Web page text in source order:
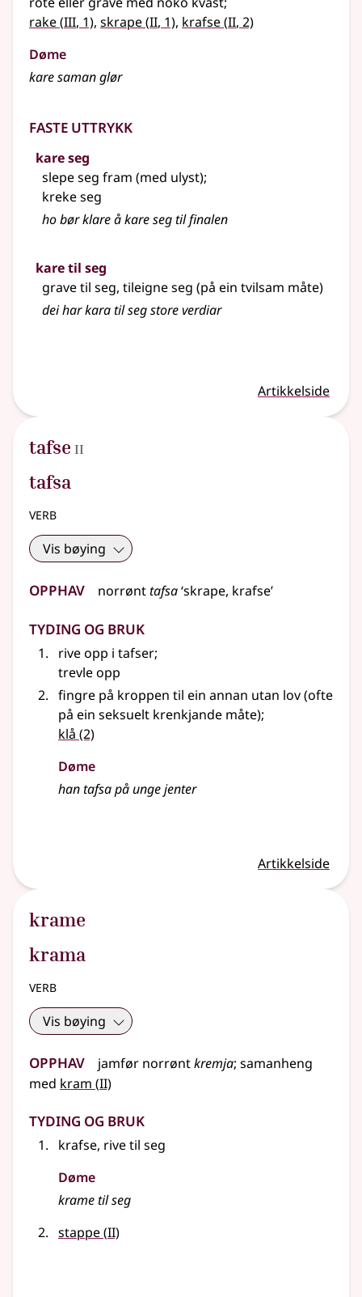
rake(3
III, 1), skrape(2
II, 1), krafse(2
II, 2)
Døme
kare saman glør
Faste uttrykk
kare seg
slepe seg fram (med ulyst);
kreke seg
ho bør klare å kare seg til finalen
kare til seg
grave til seg, tileigne seg (på ein tvilsam måte)
dei har kara til seg store verdiar
Artikkelside
tafse 2
II
tafsa
verb
Vis bøying
Opphav norrønttafsa‘skrape, krafse’
Tyding og bruk
rive opp i tafser;
trevle opp
fingre på kroppen til ein annan utan lov (ofte
på ein seksuelt krenkjande måte);
klå (2)
Døme
han tafsa på unge jenter
Artikkelside
krame
krama
verb
Vis bøying
Opphav jamfør norrøntkremja; samanheng
med kram (2
II)
Tyding og bruk
krafse, rive til seg
Døme
krame til seg
stappe(2
II)